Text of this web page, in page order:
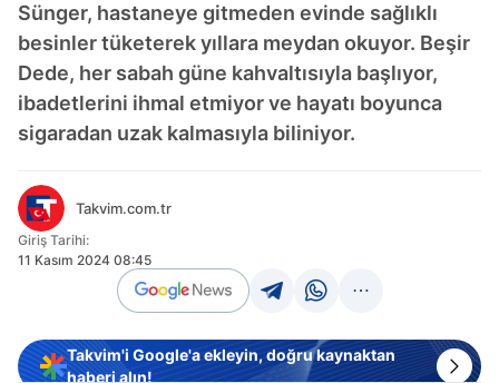
Sünger, hastaneye gitmeden evinde sağlıklı
besinler tüketerek yıllara meydan okuyor. Beşir
Dede, her sabah güne kahvaltısıyla başlıyor,
ibadetlerini ihmal etmiyor ve hayatı boyunca
sigaradan uzak kalmasıyla biliniyor.
Takvim.com.tr
Giriş Tarihi:
11 Kasım 2024 08:45
Takvim'i Google'a ekleyin, doğru kaynaktan
haberi alın!